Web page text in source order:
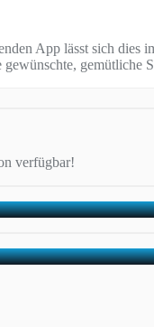
App lässt sich
gemütliche
verfügbar!